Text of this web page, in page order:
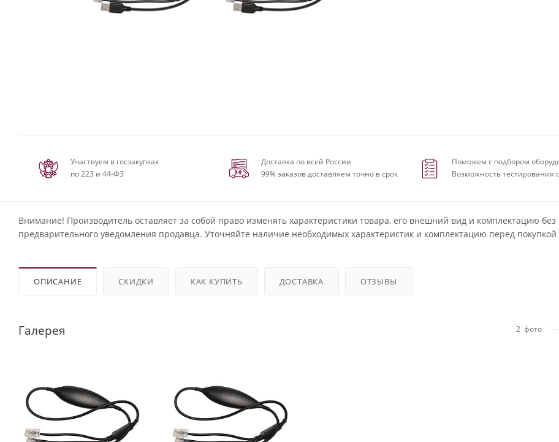
Участвуем в госзакупках
по 223 и 44-ФЗ
Доставка по всей России
99% заказов доставляем точно в срок
Поможем с подбором
Возможность тестирования
Внимание! Производитель оставляет за собой право изменять характеристики товара, его внешний вид и комплектацию без
предварительного уведомления продавца. Уточняйте наличие необходимых характеристик и комплектацию перед покупкой
ОПИСАНИЕ СКИДКИ КАК КУПИТЬ ДОСТАВКА ОТЗЫВЫ
Галерея 2 фото